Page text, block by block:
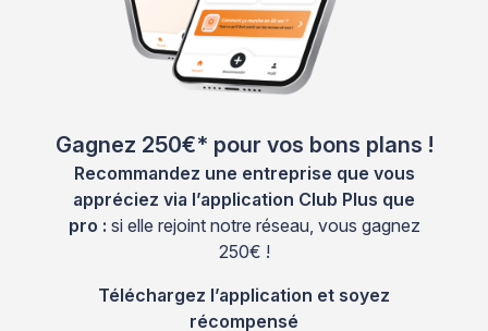
Gagnez 250€* pour vos bons plans !
Recommandez une entreprise que vous
appréciez via l’application Club Plus que
pro : si elle rejoint notre réseau, vous gagnez
250€ !
Téléchargez l’application et soyez
récompensé